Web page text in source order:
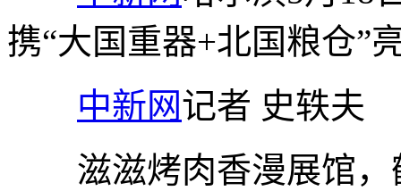
携“大国重器+北国粮仓”
中新网记者 史轶夫
滋滋烤肉香漫展馆，